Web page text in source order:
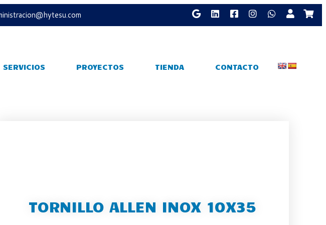
SERVICIOS PROYECTOS TIENDA CONTACTO
TORNILLO ALLEN INOX 10X35